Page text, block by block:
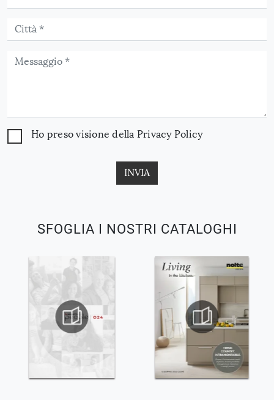
SFOGLIA I NOSTRI CATALOGHI
Ho preso visione della Privacy Policy
INVIA